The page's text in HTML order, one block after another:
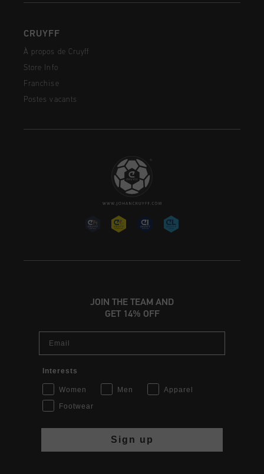
CRUYFF
À propos de Cruyff
Store Info
Franchise
Postes vacants
JOIN THE TEAM AND
GET 14% OFF
Interests
Women Men
Apparel
Footwear
Sign up